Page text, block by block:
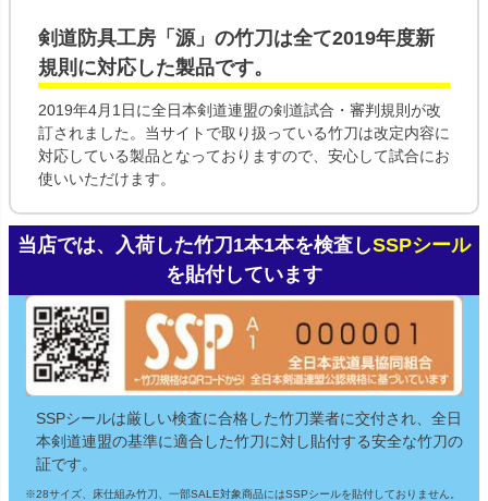
剣道防具工房「源」の竹刀 は全て2019年度新
規則 に対応した製品です。
2019年4月1日に全日本剣道連盟の剣道試合・審判規則が改
訂されました。当サイトで取り扱っている竹刀は改定内容に
対応している製品となっておりますので、安心して試合にお
使いいただけます。
当店では、入荷した竹刀1本1本を検査しSSPシール
を貼付しています
SSPシールは厳しい検査に合格した竹刀業者に交付され、全日
本剣道連盟の基準に適合した竹刀に対し貼付する安全な竹刀の
証です。
※28サイズ、床仕組み竹刀、一部SALE対象商品にはSSPシールを貼付しておりません。